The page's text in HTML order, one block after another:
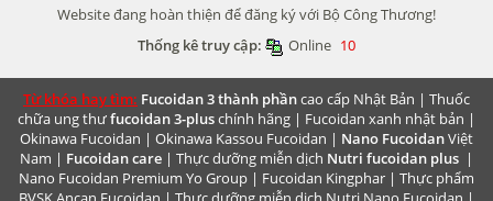
Website đang hoàn thiện để đăng ký với Bộ Công Thương!
Thống kê truy cập:
Online 10
Từ khóa hay tìm: Fucoidan 3 thành phầncao cấp Nhật Bản | Thuốc
chữa ung thưfucoidan 3-pluschính hãng | Fucoidan xanh nhật bản |
Okinawa Fucoidan | Okinawa Kassou Fucoidan | Nano FucoidanViệt
Nam | Fucoidan care | Thực dưỡng miễn dịch Nutri fucoidan plus |
Nano Fucoidan Premium Yo Group | Fucoidan Kingphar | Thực phẩm